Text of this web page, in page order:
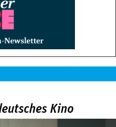
Kino